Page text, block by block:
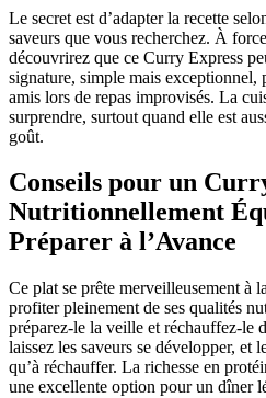
Le secret est d’adapter la recette
saveurs que vous recherchez. À
découvrirez que ce Curry Express
signature, simple mais exceptionnel,
amis lors de repas improvisés. La
surprendre, surtout quand elle est
goût.
Conseils pour un
Nutritionnellement
Préparer à l’Avance
Ce plat se prête merveilleusement à
profiter pleinement de ses qualités
préparez-le la veille et réchauffez-le
laissez les saveurs se développer, et
qu’à réchauffer. La richesse en
une excellente option pour un dîner